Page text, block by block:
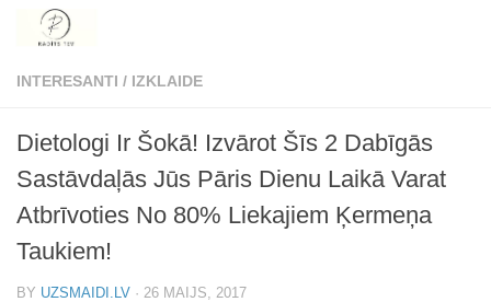
Skip to content
INTERESANTI / IZKLAIDE
Dietologi Ir Šokā! Izvārot Šīs 2 Dabīgās
Sastāvdaļās Jūs Pāris Dienu Laikā Varat
Atbrīvoties No 80% Liekajiem Ķermeņa
Taukiem!
BY UZSMAIDI.LV · 26 MAIJS, 2017